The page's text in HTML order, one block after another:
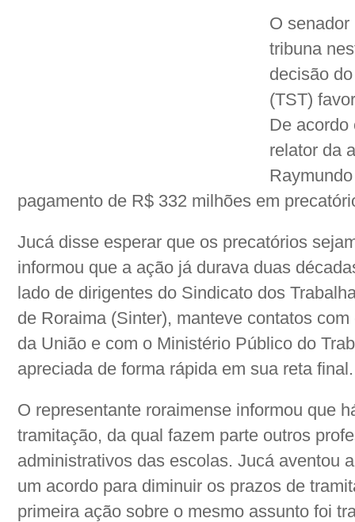
O
tribuna
decisão
(TST)
De acordo
relator da
pagamento de R$ 332 milhões em
Jucá disse esperar que os precatórios
informou que a ação já durava duas
lado de dirigentes do Sindicato dos
de Roraima (Sinter), manteve contatos
da União e com o Ministério Público do
apreciada de forma rápida em sua reta final.
O representante roraimense informou que
tramitação, da qual fazem parte outros
administrativos das escolas. Jucá aventou
um acordo para diminuir os prazos de
primeira ação sobre o mesmo assunto foi